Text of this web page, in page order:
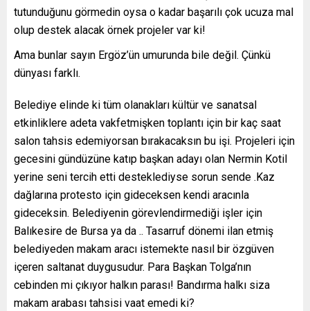
tutunduğunu görmedin oysa o kadar başarılı çok ucuza mal
olup destek alacak örnek projeler var ki!
Ama bunlar sayın Ergöz’ün umurunda bile değil. Çünkü
dünyası farklı.
Belediye elinde ki tüm olanakları kültür ve sanatsal
etkinliklere adeta vakfetmişken toplantı için bir kaç saat
salon tahsis edemiyorsan bırakacaksın bu işi. Projeleri için
gecesini gündüzüne katıp başkan adayı olan Nermin Kotil
yerine seni tercih etti desteklediyse sorun sende .Kaz
dağlarına protesto için gideceksen kendi aracınla
gideceksin. Belediyenin görevlendirmediği işler için
Balıkesire de Bursa ya da .. Tasarruf dönemi ilan etmiş
belediyeden makam aracı istemekte nasıl bir özgüven
içeren saltanat duygusudur. Para Başkan Tolga’nın
cebinden mi çıkıyor halkın parası! Bandırma halkı siza
makam arabası tahsisi vaat emedi ki?